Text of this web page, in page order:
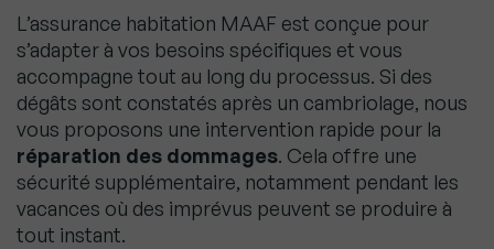
L’assurance habitation MAAF est conçue pour
s’adapter à vos besoins spécifiques et vous
accompagne tout au long du processus. Si des
dégâts sont constatés après un cambriolage, nous
vous proposons une intervention rapide pour la
réparation des dommages. Cela offre une
sécurité supplémentaire, notamment pendant les
vacances où des imprévus peuvent se produire à
tout instant.